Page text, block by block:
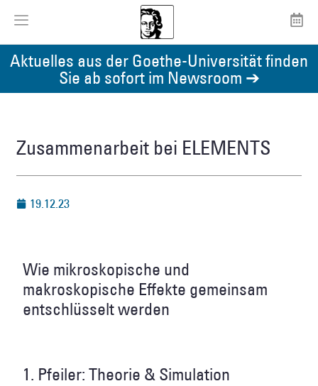
Aktuelles aus der Goethe-Universität finden
Sie ab sofort im Newsroom ➔
Zusammenarbeit bei ELEMENTS
19.12.23
Wie mikroskopische und
makroskopische Effekte gemeinsam
entschlüsselt werden
1. Pfeiler: Theorie & Simulation